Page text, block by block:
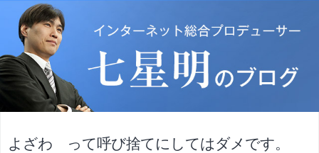
よざわ って呼び捨てにしてはダメです。